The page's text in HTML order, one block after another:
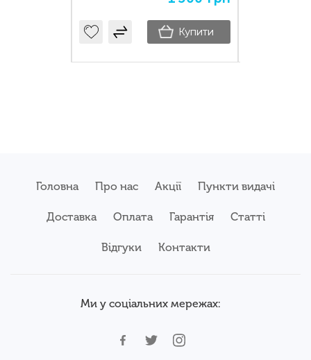
Купити
Головна Про нас Акції Пункти видачі
Доставка Оплата Гарантія Статті
Відгуки Контакти
Ми у соціальних мережах: